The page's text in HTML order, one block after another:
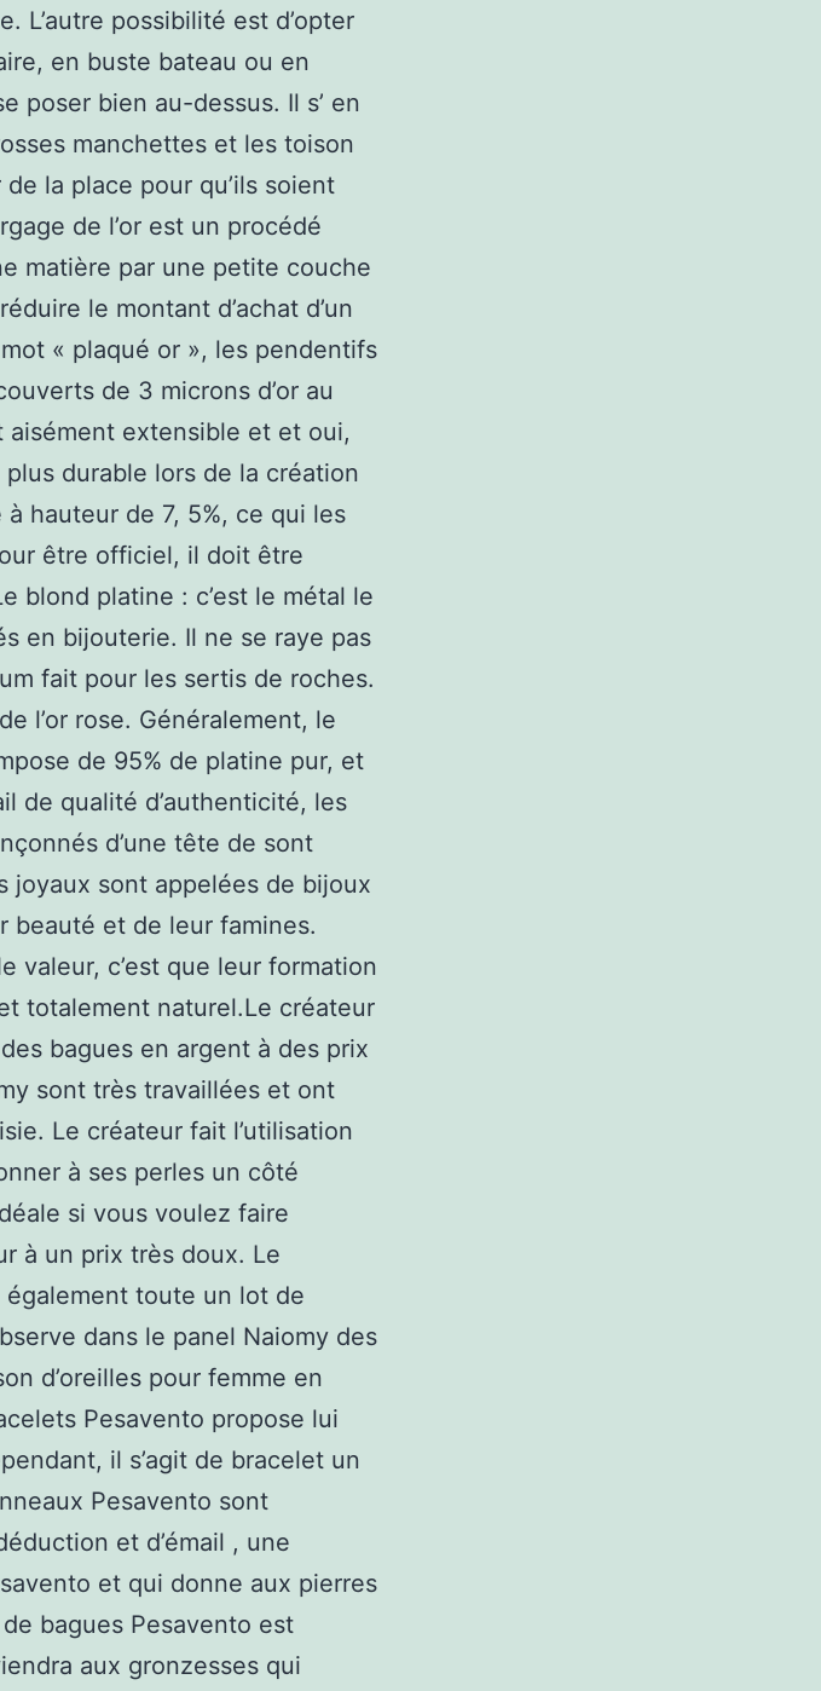
L’autre possibilité est d’opter
en buste bateau ou en
poser bien au-dessus. Il s’ en
manchettes et les toison
la place pour qu’ils soient
de l’or est un procédé
matière par une petite couche
le montant d’achat d’un
« plaqué or », les pendentifs
de 3 microns d’or au
aisément extensible et et oui,
durable lors de la création
hauteur de 7, 5%, ce qui les
être officiel, il doit être
blond platine : c’est le métal le
en bijouterie. Il ne se raye pas
fait pour les sertis de roches.
l’or rose. Généralement, le
de 95% de platine pur, et
de qualité d’authenticité, les
d’une tête de sont
joyaux sont appelées de bijoux
beauté et de leur famines.
valeur, c’est que leur formation
totalement naturel.Le créateur
bagues en argent à des prix
sont très travaillées et ont
Le créateur fait l’utilisation
à ses perles un côté
si vous voulez faire
à un prix très doux. Le
toute un lot de
dans le panel Naiomy des
d’oreilles pour femme en
Pesavento propose lui
il s’agit de bracelet un
Pesavento sont
et d’émail , une
et qui donne aux pierres
bagues Pesavento est
aux gronzesses qui